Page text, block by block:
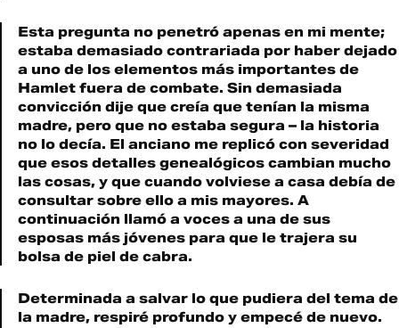
Esta pregunta no penetró apenas en mi mente;
estaba demasiado contrariada por haber dejado
a uno de los elementos más importantes de
Hamlet fuera de combate. Sin demasiada
convicción dije que creía que tenían la misma
madre, pero que no estaba segura – la historia
no lo decía. El anciano me replicó con severidad
que esos detalles genealógicos cambian mucho
las cosas, y que cuando volviese a casa debía de
consultar sobre ello a mis mayores. A
continuación llamó a voces a una de sus
esposas más jóvenes para que le trajera su
bolsa de piel de cabra.
Determinada a salvar lo que pudiera del tema de
la madre, respiré profundo y empecé de nuevo.